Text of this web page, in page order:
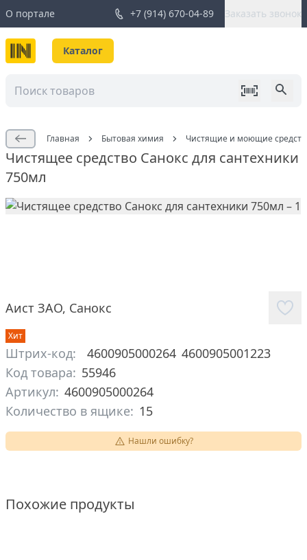
О портале +7 (914) 670-04-89 Заказать звонок
Каталог
Главная Бытовая химия Чистящие и моющие
Чистящее средство Санокс для сантехники
750мл
Аист ЗАО, Санокс
Хит
Штрих-код: 4600905000264 4600905001223
Код товара: 55946
Артикул: 4600905000264
Количество в ящике: 15
Нашли ошибку?
Похожие продукты